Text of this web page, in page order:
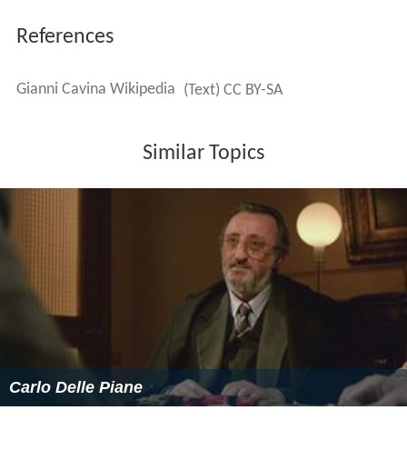
References
Gianni Cavina Wikipedia (Text) CC BY-SA
Similar Topics
Carlo Delle Piane